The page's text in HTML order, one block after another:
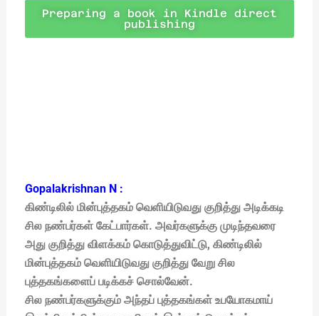
Preparing a book in Kindle direct
publishing
Gopalakrishnan N :
கிண்டிலில் மின்புத்தகம் வெளியிடுவது குறித்து அடிக்கடி
சில நண்பர்கள் கேட்பார்கள். அவர்களுக்கு முடிந்தவரை
அது குறித்து விளக்கம் கொடுத்துவிட்டு, கிண்டிலில்
மின்புத்தகம் வெளியிடுவது குறித்து வேறு சில
புத்தகங்களைப் படிக்கச் சொல்வேன்.
சில நண்பர்களுக்கும் அந்தப் புத்தகங்கள் உபயோகமாய்